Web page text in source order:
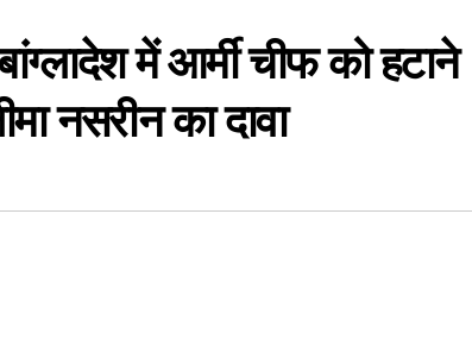
में आर्मी चीफ को हटाने
नसरीन का दावा